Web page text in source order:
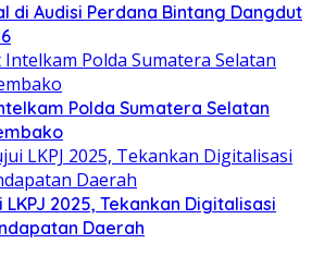
di Audisi Perdana Bintang Dangdut
Polda Sumatera Selatan
LKPJ 2025, Tekankan Digitalisasi
Daerah